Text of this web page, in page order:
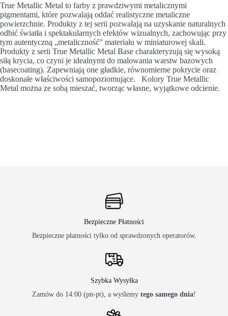
True Metallic Metal to farby z prawdziwymi metalicznymi
pigmentami, które pozwalają oddać realistyczne metaliczne
powierzchnie. Produkty z tej serii pozwalają na uzyskanie naturalnych
odbić światła i spektakularnych efektów wizualnych, zachowując przy
tym autentyczną „metaliczność” materiału w miniaturowej skali.
Produkty z serii True Metallic Metal Base charakteryzują się wysoką
siłą krycia, co czyni je idealnymi do malowania warstw bazowych
(basecoating). Zapewniają one gładkie, równomierne pokrycie oraz
doskonałe właściwości samopoziomujące. Kolory True Metallic
Metal można ze sobą mieszać, tworząc własne, wyjątkowe odcienie.
Bezpieczne Płatności
Bezpieczne płatności tylko od sprawdzonych operatorów.
Szybka Wysyłka
Zamów do 14:00 (pn-pt), a wyślemy tego samego dnia!